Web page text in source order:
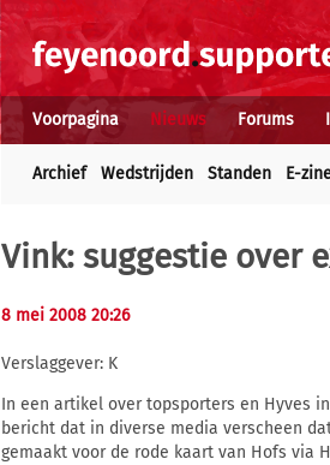
Voorpagina Nieuws Forums
Archief Wedstrijden Standen E-
Vink: suggestie over
8 mei 2008 20:26
Verslaggever: K
In een artikel over topsporters en Hyves
bericht dat in diverse media verscheen
gemaakt voor de rode kaart van Hofs via